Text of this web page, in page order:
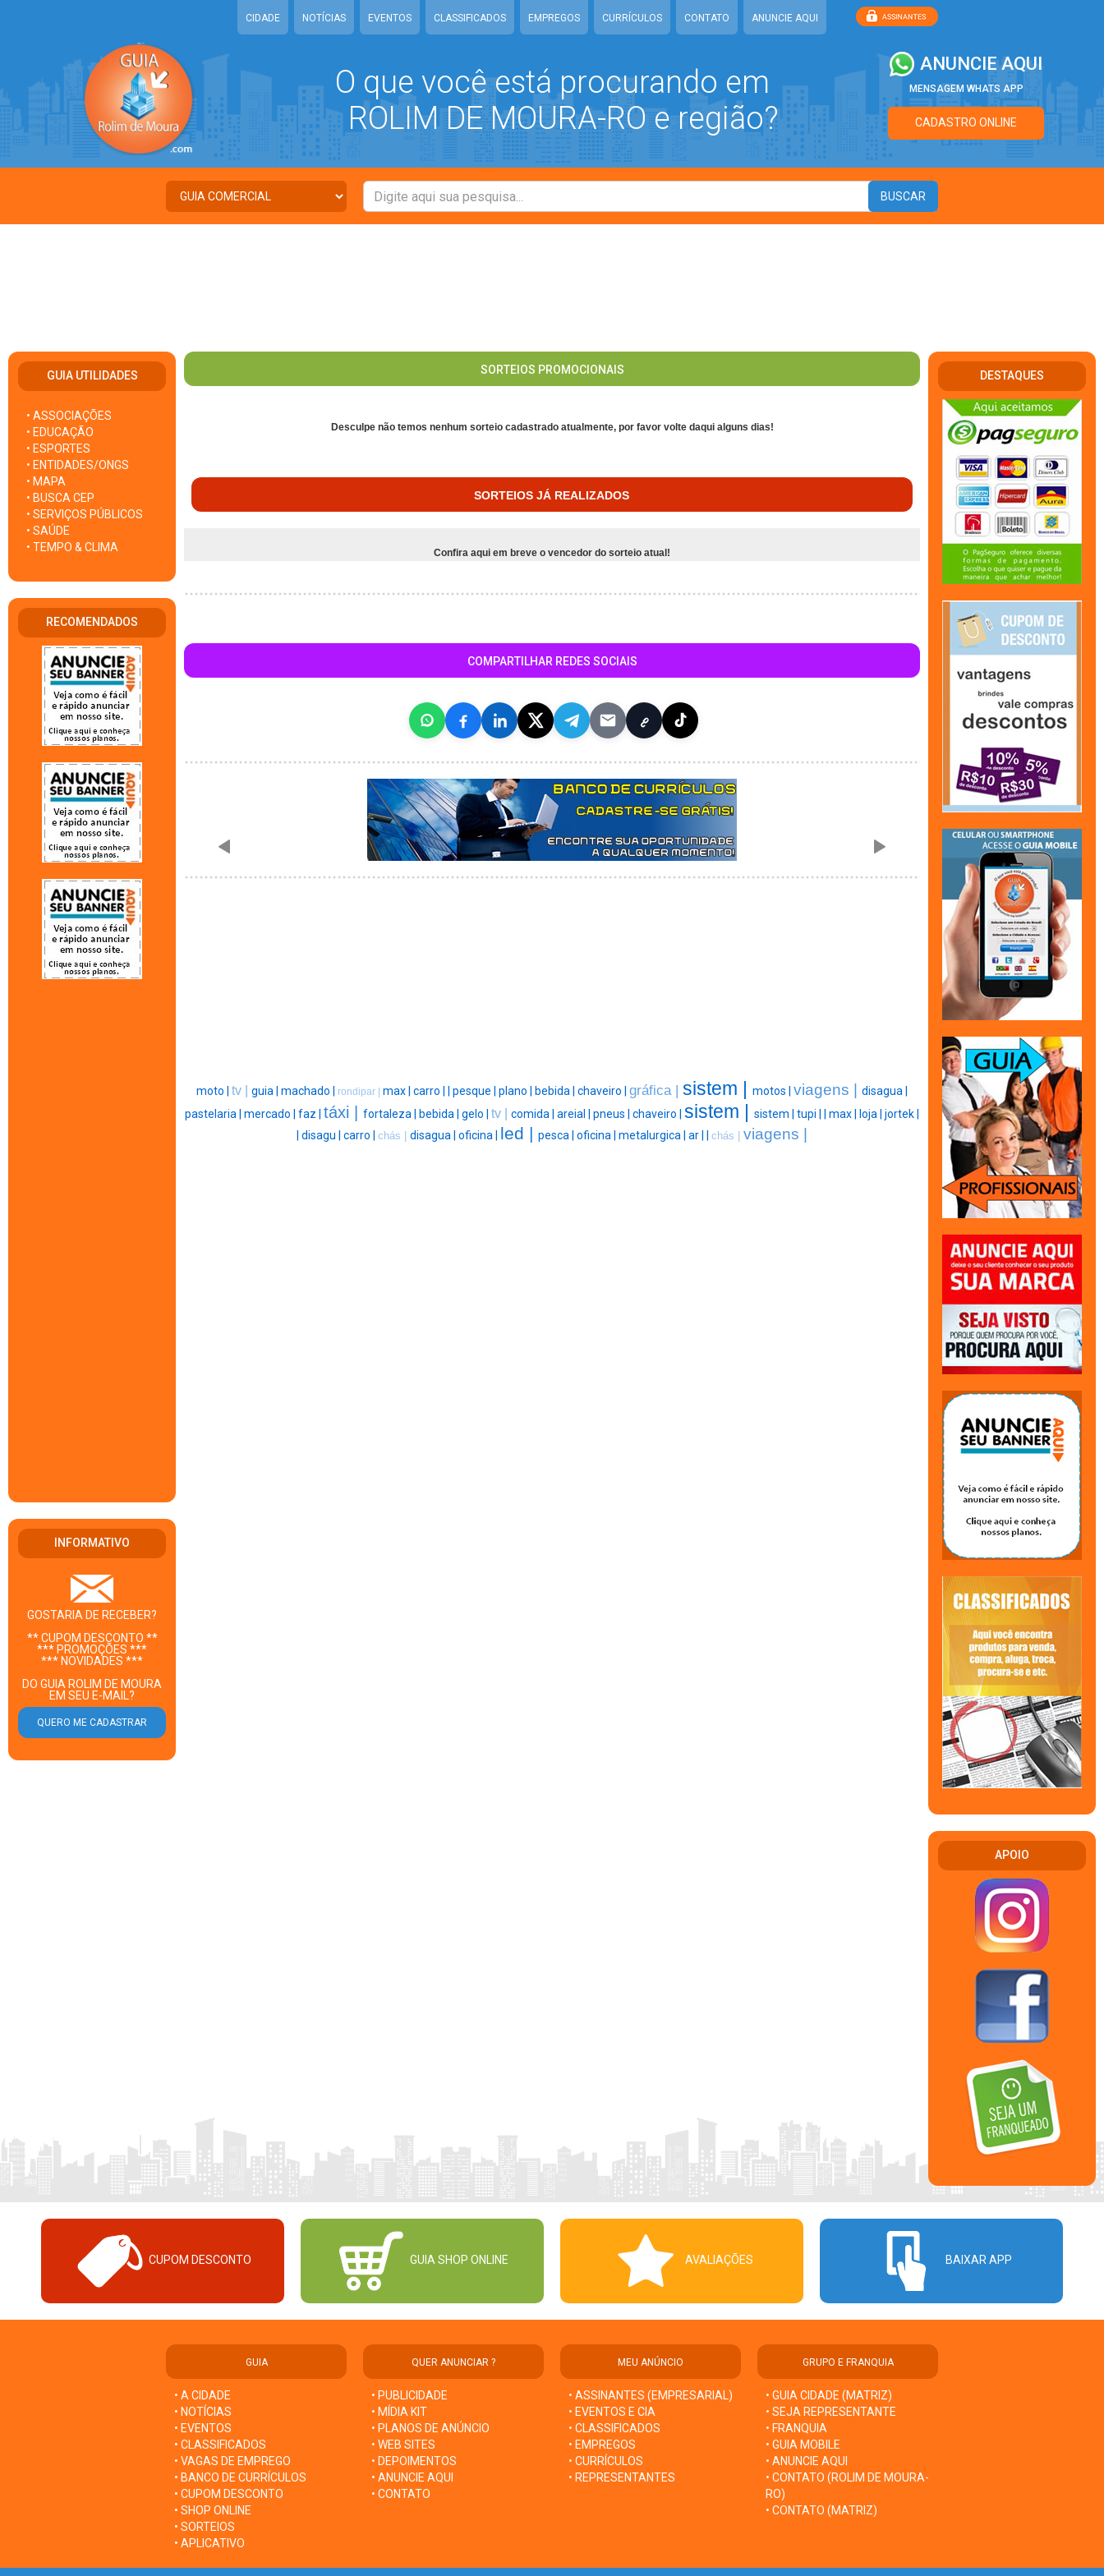
CIDADE NOTÍCIAS EVENTOS CLASSIFICADOS EMPREGOS CURRÍCULOS CONTATO ANUNCIE AQUI
O que você está procurando em
ROLIM DE MOURA-RO e região?
ANUNCIE AQUI
MENSAGEM WHATS APP
CADASTRO ONLINE
GUIA UTILIDADES
• ASSOCIAÇÕES
• EDUCAÇÃO
• ESPORTES
• ENTIDADES/ONGS
• MAPA
• BUSCA CEP
• SERVIÇOS PÚBLICOS
• SAÚDE
• TEMPO & CLIMA
RECOMENDADOS
INFORMATIVO
GOSTARIA DE RECEBER?
** CUPOM DESCONTO **
*** PROMOÇÕES ***
*** NOVIDADES ***
DO GUIA ROLIM DE MOURA
EM SEU E-MAIL?
SORTEIOS PROMOCIONAIS
Desculpe não temos nenhum sorteio cadastrado atualmente, por favor volte daqui alguns dias!
SORTEIOS JÁ REALIZADOS
Confira aqui em breve o vencedor do sorteio atual!
COMPARTILHAR REDES SOCIAIS
moto | tv | guia | machado | rondipar | max | carro | pesque | plano | bebida | chaveiro | gráfica | sistem | motos | viagens |
disagua |
pastelaria | mercado | faz | táxi | fortaleza | bebida | gelo | tv | comida | areial | pneus | chaveiro | sistem | sistem | tupi | max | loja | jortek |
disagu | carro | chás | disagua | oficina | led | pesca | oficina | metalurgica | ar | chás | viagens |
DESTAQUES
APOIO
CUPOM DESCONTO GUIA SHOP ONLINE AVALIAÇÕES BAIXAR APP
GUIA
• A CIDADE
• NOTÍCIAS
• EVENTOS
• CLASSIFICADOS
• VAGAS DE EMPREGO
• BANCO DE CURRÍCULOS
• CUPOM DESCONTO
• SHOP ONLINE
• SORTEIOS
• APLICATIVO
QUER ANUNCIAR ?
• PUBLICIDADE
• MÍDIA KIT
• PLANOS DE ANÚNCIO
• WEB SITES
• DEPOIMENTOS
• ANUNCIE AQUI
• CONTATO
MEU ANÚNCIO
• ASSINANTES (EMPRESARIAL)
• EVENTOS E CIA
• CLASSIFICADOS
• EMPREGOS
• CURRÍCULOS
• REPRESENTANTES
GRUPO E FRANQUIA
• GUIA CIDADE (MATRIZ)
• SEJA REPRESENTANTE
• FRANQUIA
• GUIA MOBILE
• ANUNCIE AQUI
• CONTATO (ROLIM DE MOURA-
RO)
• CONTATO (MATRIZ)